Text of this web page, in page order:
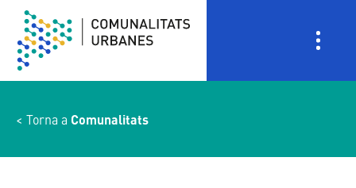
contingut
Torna a Comunalitats